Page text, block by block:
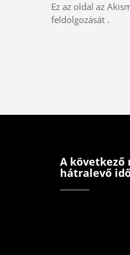
Ez az oldal az
feldolgozását .
A következő
hátralevő